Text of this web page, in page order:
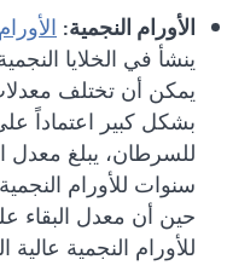
الأورام النجمية:
ينشأ في الخلايا
يمكن أن تختلف
بشكل كبير اعتماداً
للأورام النجمية عالية